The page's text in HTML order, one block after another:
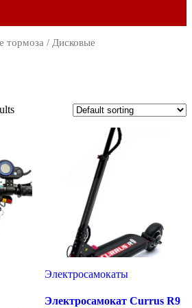
тормоза / Дисковые
Электросамокаты
Электросамокат Currus R9